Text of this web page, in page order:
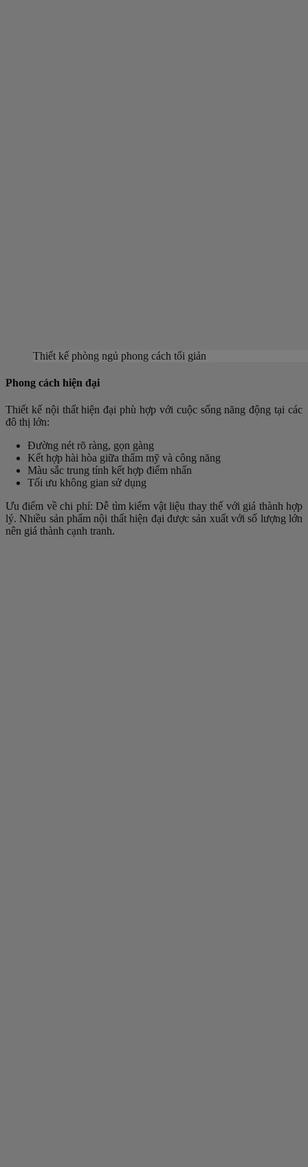
Thiết kế phòng ngủ phong cách tối giản
Phong cách hiện đại
Thiết kế nội thất hiện đại phù hợp với cuộc sống năng động tại các
đô thị lớn:
Đường nét rõ ràng, gọn gàng
Kết hợp hài hòa giữa thẩm mỹ và công năng
Màu sắc trung tính kết hợp điểm nhấn
Tối ưu không gian sử dụng
Ưu điểm về chi phí: Dễ tìm kiếm vật liệu thay thế với giá thành hợp
lý. Nhiều sản phẩm nội thất hiện đại được sản xuất với số lượng lớn
nên giá thành cạnh tranh.